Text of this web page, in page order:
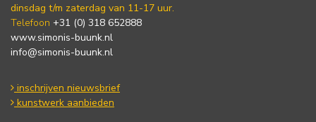
dinsdag t/m zaterdag van 11-17 uur.
Telefoon +31 (0) 318 652888
www.simonis-buunk.nl
info@simonis-buunk.nl
inschrijven nieuwsbrief
kunstwerk aanbieden